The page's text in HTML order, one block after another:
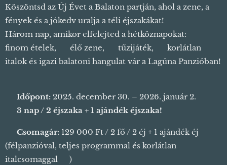
Köszöntsd az Új Évet a Balaton partján, ahol a zene, a
fények és a jókedv uralja a téli éjszakákat! ✨
Három nap, amikor elfelejted a hétköznapokat: 🍽️
finom ételek, 🎤 élő zene, 🎆 tűzijáték, 🍾 korlátlan
italok és igazi balatoni hangulat vár a Lagúna Panzióban!
Időpont: 2025. december 30. – 2026. január 2.
3 nap / 2 éjszaka + 1 ajándék éjszaka!
Csomagár: 129 000 Ft / 2 fő / 2 éj + 1 ajándék éj
(félpanzióval, teljes programmal és korlátlan
italcsomaggal 🥂)